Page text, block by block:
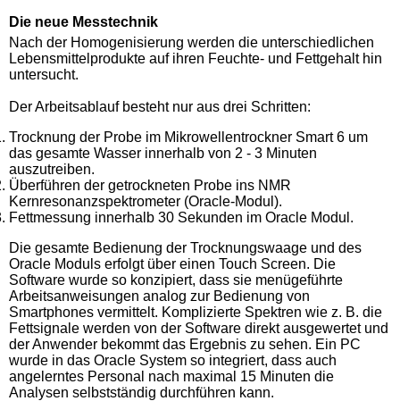
Die neue Messtechnik
Nach der Homogenisierung werden die unterschiedlichen
Lebensmittelprodukte auf ihren Feuchte- und Fettgehalt hin
untersucht.
Der Arbeitsablauf besteht nur aus drei Schritten:
Trocknung der Probe im Mikrowellentrockner Smart 6 um
das gesamte Wasser innerhalb von 2 - 3 Minuten
auszutreiben.
Überführen der getrockneten Probe ins NMR
Kernresonanzspektrometer (Oracle-Modul).
Fettmessung innerhalb 30 Sekunden im Oracle Modul.
Die gesamte Bedienung der Trocknungswaage und des
Oracle Moduls erfolgt über einen Touch Screen. Die
Software wurde so konzipiert, dass sie menügeführte
Arbeitsanweisungen analog zur Bedienung von
Smartphones vermittelt. Komplizierte Spektren wie z. B. die
Fettsignale werden von der Software direkt ausgewertet und
der Anwender bekommt das Ergebnis zu sehen. Ein PC
wurde in das Oracle System so integriert, dass auch
angelerntes Personal nach maximal 15 Minuten die
Analysen selbstständig durchführen kann.